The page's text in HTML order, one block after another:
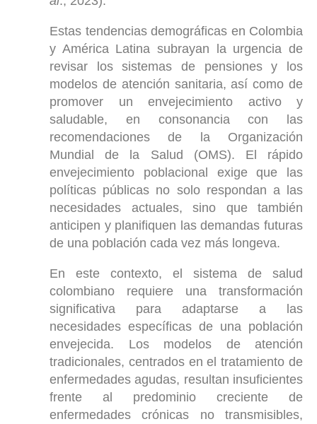
Estas tendencias demográficas en Colombia
y América Latina subrayan la urgencia de
revisar los sistemas de pensiones y los
modelos de atención sanitaria, así como de
promover un envejecimiento activo y
saludable, en consonancia con las
recomendaciones de la Organización
Mundial de la Salud (OMS). El rápido
envejecimiento poblacional exige que las
políticas públicas no solo respondan a las
necesidades actuales, sino que también
anticipen y planifiquen las demandas futuras
de una población cada vez más longeva.
En este contexto, el sistema de salud
colombiano requiere una transformación
significativa para adaptarse a las
necesidades específicas de una población
envejecida. Los modelos de atención
tradicionales, centrados en el tratamiento de
enfermedades agudas, resultan insuficientes
frente al predominio creciente de
enfermedades crónicas no transmisibles,